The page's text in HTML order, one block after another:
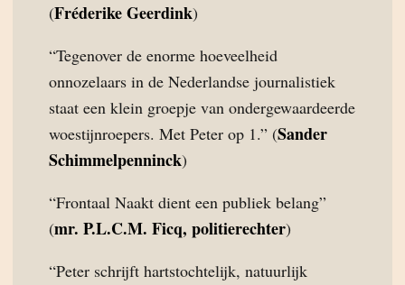
(Fréderike Geerdink)
“Tegenover de enorme hoeveelheid
onnozelaars in de Nederlandse journalistiek
staat een klein groepje van ondergewaardeerde
woestijnroepers. Met Peter op 1.” (Sander
Schimmelpenninck)
“Frontaal Naakt dient een publiek belang”
(mr. P.L.C.M. Ficq, politierechter)
“Peter schrijft hartstochtelijk, natuurlijk